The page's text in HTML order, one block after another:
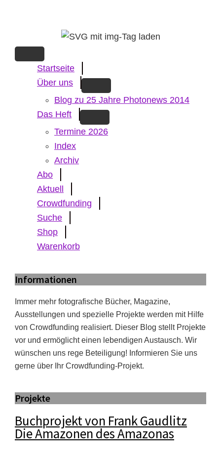
content
Startseite
Über uns
Blog zu 25 Jahre Photonews 2014
Das Heft
Termine 2026
Index
Archiv
Abo
Aktuell
Crowdfunding
Suche
Shop
Warenkorb
Informationen
Immer mehr fotografische Bücher, Magazine,
Ausstellungen und spezielle Projekte werden mit Hilfe
von Crowdfunding realisiert. Dieser Blog stellt Projekte
vor und ermöglicht einen lebendigen Austausch. Wir
wünschen uns rege Beteiligung! Informieren Sie uns
gerne über Ihr Crowdfunding-Projekt.
Projekte
Buchprojekt von Frank Gaudlitz
Die Amazonen des Amazonas